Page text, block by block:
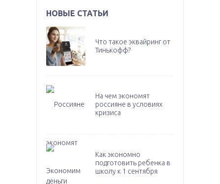
НОВЫЕ СТАТЬИ
Что такое эквайринг от
Тинькофф?
На чем экономят
россияне в условиях
кризиса
Как экономно
подготовить ребенка в
школу к 1 сентября